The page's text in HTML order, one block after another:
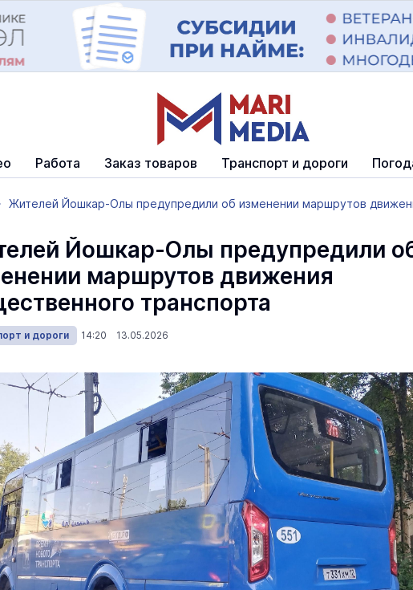
Работа Заказ товаров Транспорт и дороги
Жителей Йошкар-Олы предупредили об изменении маршрутов
Йошкар-Олы предупредили
маршрутов движения
транспорта
и дороги 14:20 13.05.2026